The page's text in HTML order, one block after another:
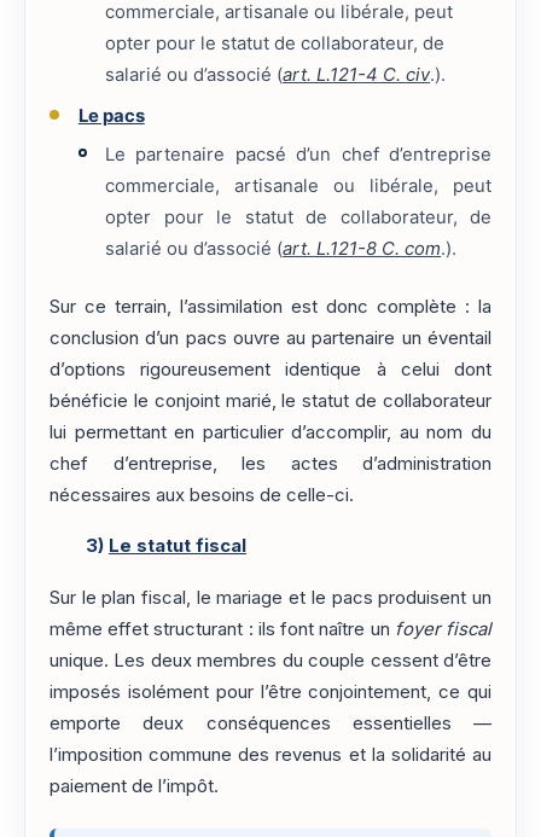
commerciale, artisanale ou libérale, peut
opter pour le statut de collaborateur, de
salarié ou d’associé (art. L.121-4 C. civ.).
Le pacs
Le partenaire pacsé d’un chef d’entreprise
commerciale, artisanale ou libérale, peut
opter pour le statut de collaborateur, de
salarié ou d’associé (art. L.121-8 C. com.).
Sur ce terrain, l’assimilation est donc complète : la
conclusion d’un pacs ouvre au partenaire un éventail
d’options rigoureusement identique à celui dont
bénéficie le conjoint marié, le statut de collaborateur
lui permettant en particulier d’accomplir, au nom du
chef d’entreprise, les actes d’administration
nécessaires aux besoins de celle-ci.
3) Le statut fiscal
Sur le plan fiscal, le mariage et le pacs produisent un
même effet structurant : ils font naître un foyer fiscal
unique. Les deux membres du couple cessent d’être
imposés isolément pour l’être conjointement, ce qui
emporte deux conséquences essentielles —
l’imposition commune des revenus et la solidarité au
paiement de l’impôt.